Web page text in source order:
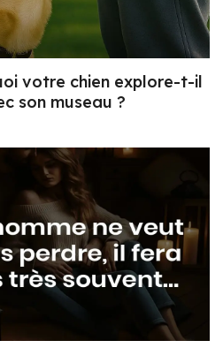
votre chien explore-t-il
son museau ?